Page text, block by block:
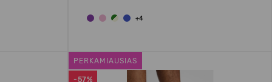
+4
-57%
PERKAMIAUSIAS